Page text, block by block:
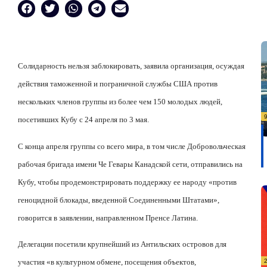
Солидарность нельзя заблокировать, заявила организация, осуждая
действия таможенной и пограничной службы США против
нескольких членов группы из более чем 150 молодых людей,
посетивших Кубу с 24 апреля по 3 мая.
С конца апреля группы со всего мира, в том числе Добровольческая
рабочая бригада имени Че Гевары Канадской сети, отправились на
Кубу, чтобы продемонстрировать поддержку ее народу «против
геноцидной блокады, введенной Соединенными Штатами»,
говорится в заявлении, направленном Пренсе Латина.
Делегации посетили крупнейший из Антильских островов для
участия «в культурном обмене, посещения объектов,